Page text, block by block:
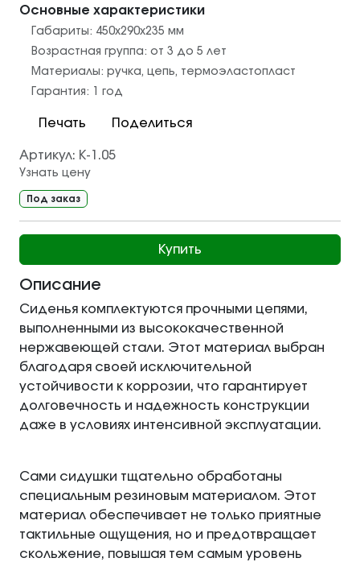
Основные характеристики
Габариты: 450х290х235 мм
Возрастная группа: от 3 до 5 лет
Материалы: ручка, цепь, термоэластопласт
Гарантия:
1 год
Печать Поделиться
Артикул: К-1.05
Узнать цену
Под заказ
Купить
Описание
Сиденья комплектуются прочными цепями,
выполненными из высококачественной
нержавеющей стали. Этот материал выбран
благодаря своей исключительной
устойчивости к коррозии, что гарантирует
долговечность и надежность конструкции
даже в условиях интенсивной эксплуатации.
Сами сидушки тщательно обработаны
специальным резиновым материалом. Этот
материал обеспечивает не только приятные
тактильные ощущения, но и предотвращает
скольжение, повышая тем самым уровень